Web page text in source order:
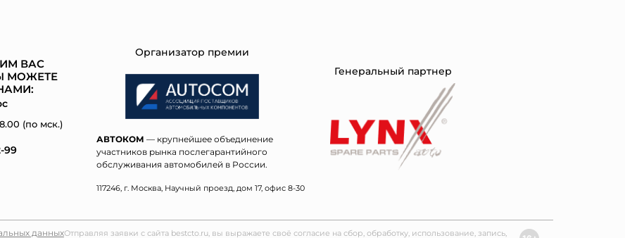
ВАС
МОЖЕТЕ
(по мск.)
99
Организатор премии
АВТОКОМ — крупнейшее объединение
участников рынка послегарантийного
обслуживания автомобилей в России.
117246, г. Москва, Научный проезд, дом 17, офис 8-30
Генеральный партнер
данныхОтправляя заявки с сайта bestcto.ru, вы выражаете своё согласие на сбор, обработку, использование, запись,